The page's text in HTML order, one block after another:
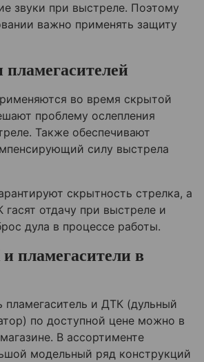
звуки при выстреле. Поэтому
важно применять защиту
пламегасителей
во время скрытой
проблему ослепления
Также обеспечивают
силу выстрела
скрытность стрелка, а
отдачу при выстреле и
дула в процессе работы.
пламегасители в
пламегаситель и ДТК (дульный
по доступной цене можно в
В ассортименте
модельный ряд конструкций